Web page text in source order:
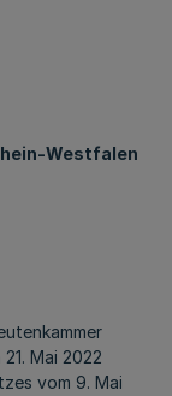
Westfalen
Mai 2022
vom 9. Mai